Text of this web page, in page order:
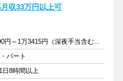
月収33万円以上可
日給1万2490円～1万3415円（深夜手当含む）＋交通費全額＋賞与
パート
日8時間以上